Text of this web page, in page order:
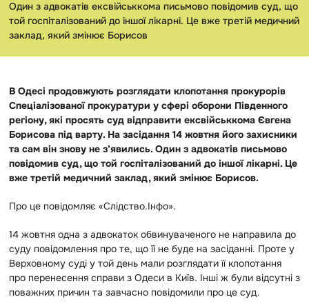
Один з адвокатів ексвійськкома письмово повідомив суд, що
той госпіталізований до іншої лікарні. Це вже третій медичний
заклад, який змінює Борисов
В Одесі продовжують розглядати клопотання прокурорів
Спеціалізованої прокуратури у сфері оборони Південного
регіону, які просять суд відправити ексвійськкома Євгена
Борисова під варту. На засідання 14 жовтня його захисники
та сам він знову не зʼявились. Один з адвокатів письмово
повідомив суд, що той госпіталізований до іншої лікарні. Це
вже третій медичний заклад, який змінює Борисов.
Про це повідомляє «Слідство.Інфо».
14 жовтня одна з адвокаток обвинуваченого не направила до
суду повідомлення про те, що її не буде на засіданні. Проте у
Верховному суді у той день мали розглядати її клопотання
про перенесення справи з Одеси в Київ. Інші ж були відсутні з
поважних причин та завчасно повідомили про це суд.